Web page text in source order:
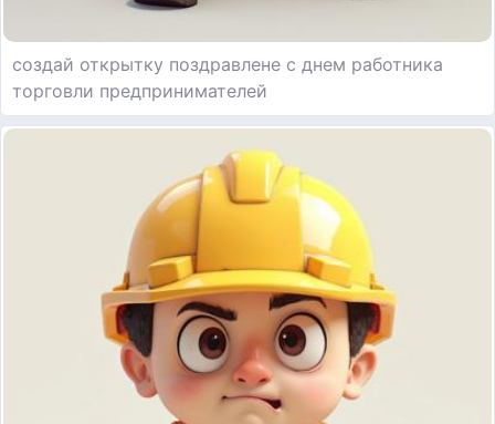
создай открытку поздравлене с днем работника
торговли предпринимателей